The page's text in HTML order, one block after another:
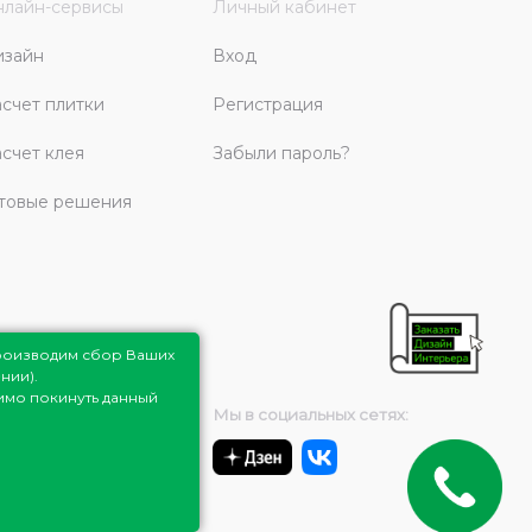
сервисы
плитки
клея
решения
Личный кабинет
Вход
Регистрация
Забыли пароль?
Мы в социальных сетях:
сбор Ваших
покинуть данный